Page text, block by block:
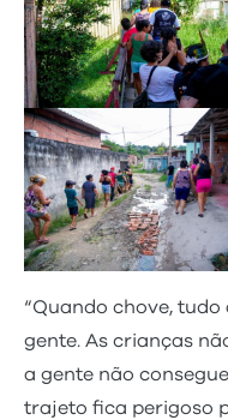
“Quando chove,
gente. As crianças
a gente não
trajeto fica perigoso